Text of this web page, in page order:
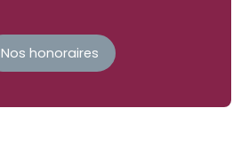
Nos honoraires